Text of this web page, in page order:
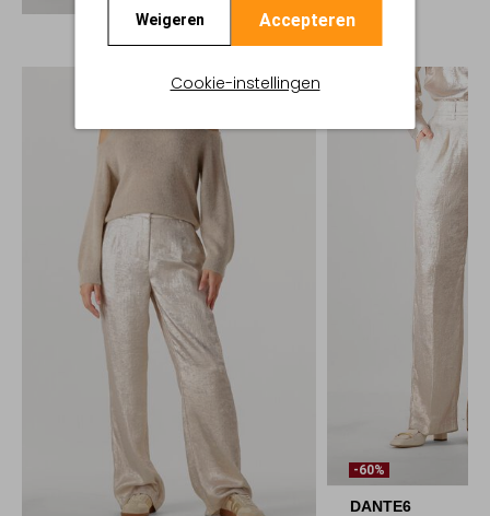
Weigeren Accepteren
Cookie-instellingen
-60%
DANTE6